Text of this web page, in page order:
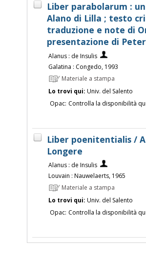
Liber parabolarum :
Alano di Lilla ; testo
traduzione e note di
presentazione di
Alanus : de Insulis
Galatina : Congedo, 1993
Materiale a stampa
Lo trovi qui: Univ. del Salento
Opac: Controlla la disponibilità
Liber poenitentialis /
Longere
Alanus : de Insulis
Louvain : Nauwelaerts, 1965
Materiale a stampa
Lo trovi qui: Univ. del Salento
Opac: Controlla la disponibilità